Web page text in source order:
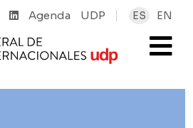
Agenda UDP ES EN